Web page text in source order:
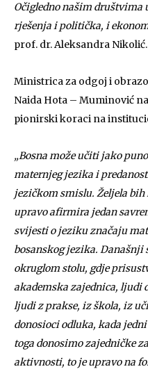
Očigledno našim društvima
rješenja i politička, i
prof. dr. Aleksandra Nikolić.
Ministrica za odgoj i
Naida Hota – Muminović
pionirski koraci na
„Bosna može učiti jako
maternjeg jezika i
jezičkom smislu. Željela
upravo afirmira jedan
svijesti o jeziku značaju
bosanskog jezika. Današnji
okruglom stolu, gdje
akademska zajednica, ljudi
ljudi z prakse, iz škola, iz
donosioci odluka, kada
toga donosimo zajedničke
aktivnosti, to je upravo na